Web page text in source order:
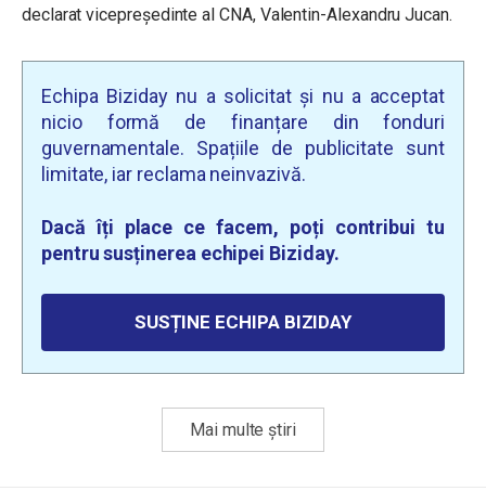
declarat vicepreședinte al CNA, Valentin-Alexandru Jucan.
Echipa Biziday nu a solicitat și nu a acceptat
nicio formă de finanțare din fonduri
guvernamentale. Spațiile de publicitate sunt
limitate, iar reclama neinvazivă.
Dacă îți place ce facem, poți contribui tu
pentru susținerea echipei Biziday.
SUSȚINE ECHIPA BIZIDAY
Mai multe știri